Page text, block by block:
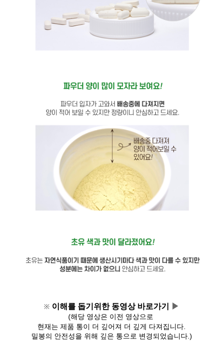
※ 이해를 돕기위한 동영상 바로가기 ▶
(해당 영상은 이전 영상으로
현재는 제품 통이 더 깊어져 더 깊게 다져집니다.
밀봉의 안전성을 위해 깊은 통으로 변경되었습니다.)